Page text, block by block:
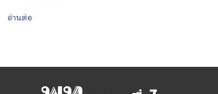
อ่านต่อ